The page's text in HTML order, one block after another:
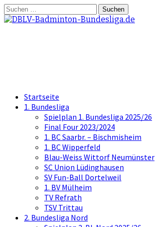
Springe
zum
Suchen
nach:
Startseite
1. Bundesliga
Spielplan 1. Bundesliga 2025/26
Final Four 2023/2024
1. BC Saarbr. – Bischmisheim
1. BC Wipperfeld
Blau-Weiss Wittorf Neumünster
SC Union Lüdinghausen
SV Fun-Ball Dortelweil
1. BV Mülheim
TV Refrath
TSV Trittau
2. Bundesliga Nord